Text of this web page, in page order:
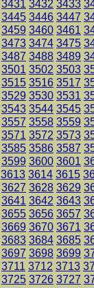
3431 3432 3433
3445 3446 3447
3459 3460 3461
3473 3474 3475
3487 3488 3489
3501 3502 3503
3515 3516 3517
3529 3530 3531
3543 3544 3545
3557 3558 3559
3571 3572 3573
3585 3586 3587
3599 3600 3601
3613 3614 3615
3627 3628 3629
3641 3642 3643
3655 3656 3657
3669 3670 3671
3683 3684 3685
3697 3698 3699
3711 3712 3713
3725 3726 3727